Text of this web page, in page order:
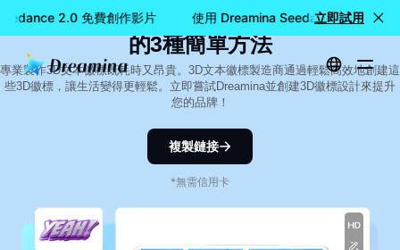
2.0 免費創作影片 使用 Dreamina Seedance 2.0 免費
立即試用
如何生成3D文本徽標：製作有吸引力徽標
的3種簡單方法
專業製作3D文本徽標既耗時又昂貴。3D文本徽標製造商通過輕鬆高效地創建這
些3D徽標，讓生活變得更輕鬆。立即嘗試Dreamina並創建3D徽標設計來提升
您的品牌！
複製鏈接
*無需信用卡